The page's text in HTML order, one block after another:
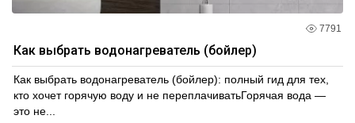
7791
Как выбрать водонагреватель (бойлер)
Как выбрать водонагреватель (бойлер): полный гид для тех,
кто хочет горячую воду и не переплачиватьГорячая вода —
это не...